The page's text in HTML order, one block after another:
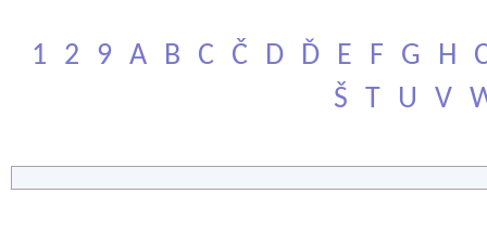
1 2 9 A B C Č D Ď E F G H
Š
T U V